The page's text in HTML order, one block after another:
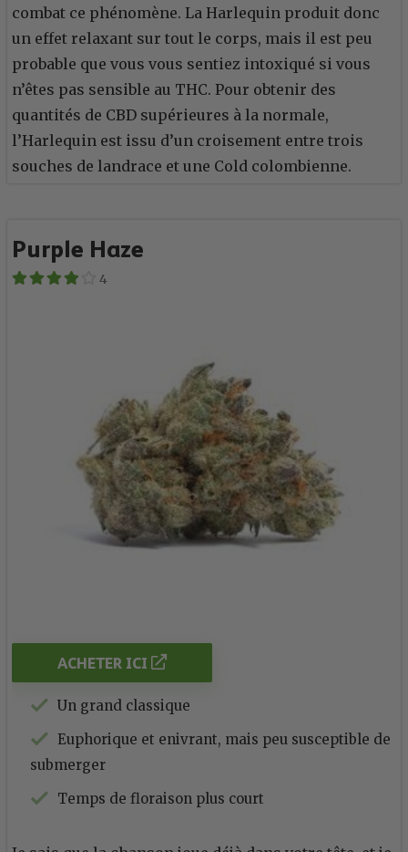
combat ce phénomène. La Harlequin produit donc
un effet relaxant sur tout le corps, mais il est peu
probable que vous vous sentiez intoxiqué si vous
n’êtes pas sensible au THC. Pour obtenir des
quantités de CBD supérieures à la normale,
l’Harlequin est issu d’un croisement entre trois
souches de landrace et une Cold colombienne.
Purple Haze
4
ACHETER ICI
Un grand classique
Euphorique et enivrant, mais peu susceptible de
submerger
Temps de floraison plus court